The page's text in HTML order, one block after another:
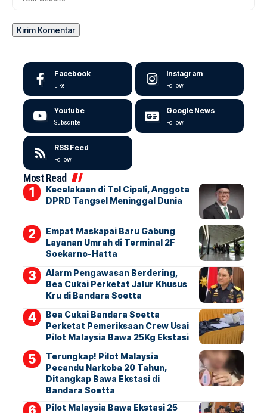
Facebook
Like
Instagram
Follow
Youtube
Subscribe
Google News
Follow
RSS Feed
Follow
Most Read
Kecelakaan di Tol Cipali, Anggota
DPRD Tangsel Meninggal Dunia
Empat Maskapai Baru Gabung
Layanan Umrah di Terminal 2F
Soekarno-Hatta
Alarm Pengawasan Berdering,
Bea Cukai Perketat Jalur Khusus
Kru di Bandara Soetta
Bea Cukai Bandara Soetta
Perketat Pemeriksaan Crew Usai
Pilot Malaysia Bawa 25Kg Ekstasi
Terungkap! Pilot Malaysia
Pecandu Narkoba 20 Tahun,
Ditangkap Bawa Ekstasi di
Bandara Soetta
Pilot Malaysia Bawa Ekstasi 25